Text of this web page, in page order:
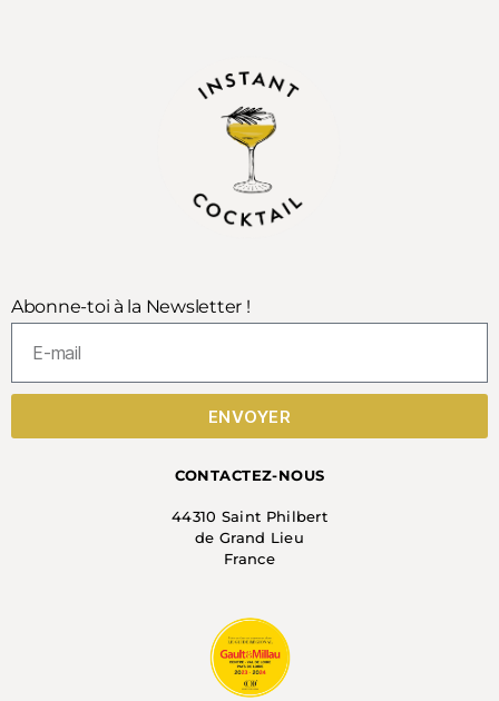
Abonne-toi à la Newsletter !
ENVOYER
CONTACTEZ-NOUS
44310 Saint Philbert
de Grand Lieu
France